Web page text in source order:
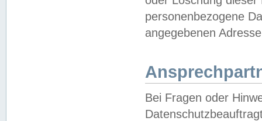
personenbezogene
angegebenen
Bei Fragen oder